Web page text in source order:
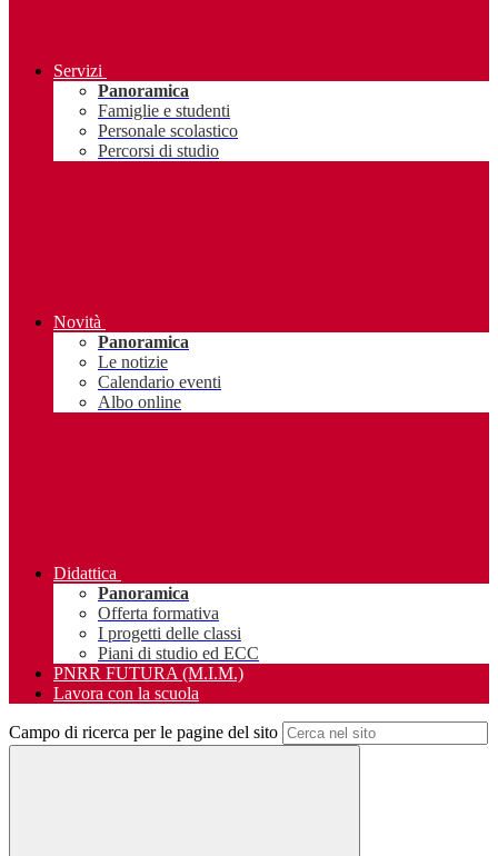
Servizi
Panoramica
Famiglie e studenti
Personale scolastico
Percorsi di studio
Novità
Panoramica
Le notizie
Calendario eventi
Albo online
Didattica
Panoramica
Offerta formativa
I progetti delle classi
Piani di studio ed ECC
PNRR FUTURA (M.I.M.)
Lavora con la scuola
Campo di ricerca per le pagine del sito